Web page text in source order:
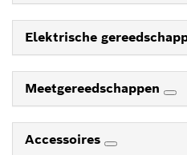
Elektrische
Meetgereedschappen
Accessoires